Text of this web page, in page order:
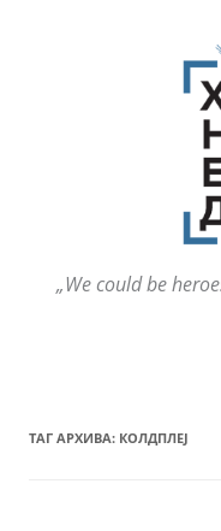
„We could be
ТАГ АРХИВА: КОЛДПЛЕЈ